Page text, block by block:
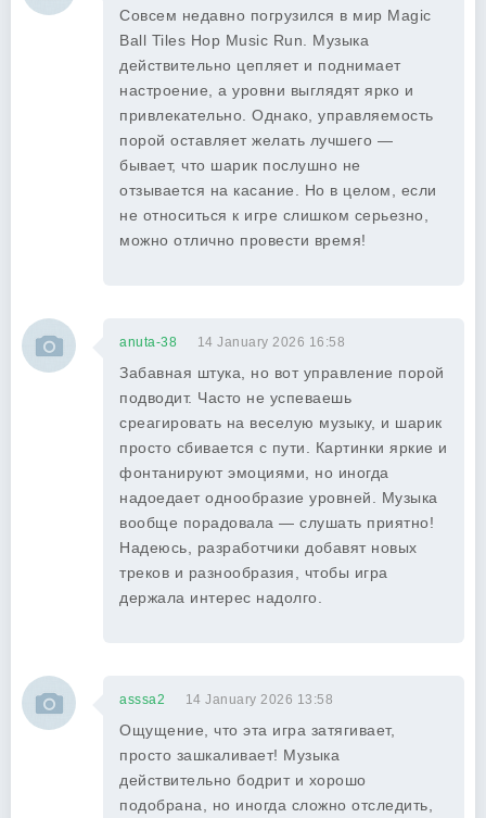
Совсем недавно погрузился в мир Magic
Ball Tiles Hop Music Run. Музыка
действительно цепляет и поднимает
настроение, а уровни выглядят ярко и
привлекательно. Однако, управляемость
порой оставляет желать лучшего —
бывает, что шарик послушно не
отзывается на касание. Но в целом, если
не относиться к игре слишком серьезно,
можно отлично провести время!
anuta-38 14 January 2026 16:58
Забавная штука, но вот управление порой
подводит. Часто не успеваешь
среагировать на веселую музыку, и шарик
просто сбивается с пути. Картинки яркие и
фонтанируют эмоциями, но иногда
надоедает однообразие уровней. Музыка
вообще порадовала — слушать приятно!
Надеюсь, разработчики добавят новых
треков и разнообразия, чтобы игра
держала интерес надолго.
asssa2 14 January 2026 13:58
Ощущение, что эта игра затягивает,
просто зашкаливает! Музыка
действительно бодрит и хорошо
подобрана, но иногда сложно отследить,